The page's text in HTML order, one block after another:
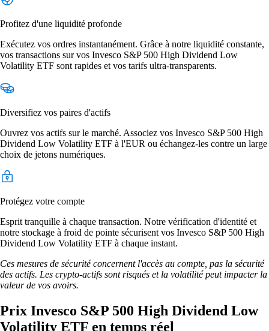
Profitez d'une liquidité profonde
Exécutez vos ordres instantanément. Grâce à notre liquidité constante,
vos transactions sur vos Invesco S&P 500 High Dividend Low
Volatility ETF sont rapides et vos tarifs ultra-transparents.
Diversifiez vos paires d'actifs
Ouvrez vos actifs sur le marché. Associez vos Invesco S&P 500 High
Dividend Low Volatility ETF à l'EUR ou échangez-les contre un large
choix de jetons numériques.
Protégez votre compte
Esprit tranquille à chaque transaction. Notre vérification d'identité et
notre stockage à froid de pointe sécurisent vos Invesco S&P 500 High
Dividend Low Volatility ETF à chaque instant.
Ces mesures de sécurité concernent l'accès au compte, pas la sécurité
des actifs. Les crypto-actifs sont risqués et la volatilité peut impacter la
valeur de vos avoirs.
Prix Invesco S&P 500 High Dividend Low
Volatility ETF en temps réel